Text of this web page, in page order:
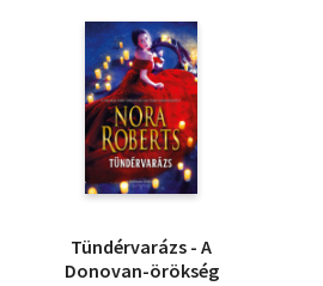
Tündérvarázs - A
Donovan-örökség